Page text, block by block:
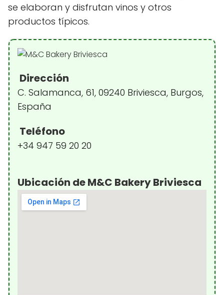
se elaboran y disfrutan vinos y otros
productos típicos.
Dirección
C. Salamanca, 61, 09240 Briviesca, Burgos,
España
Teléfono
+34 947 59 20 20
Ubicación de M&C Bakery Briviesca